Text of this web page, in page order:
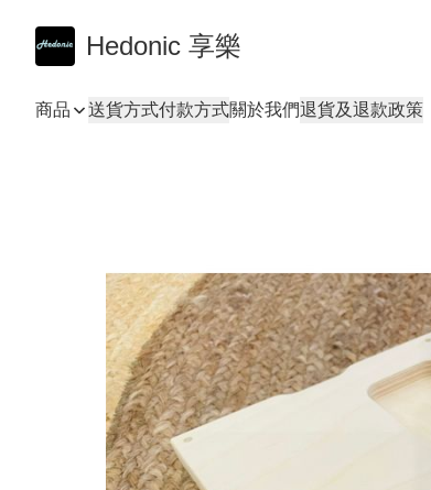
Hedonic 享樂
商品 送貨方式付款方式關於我們退貨及退款政策